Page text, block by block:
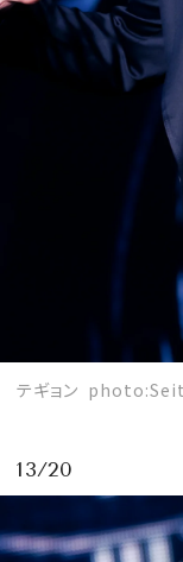
テギョン
13/20